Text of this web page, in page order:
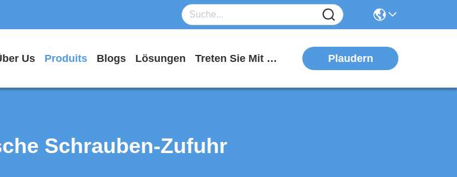
Us Produits Blogs Lösungen Treten Sie Mit Uns In Verbindung Plaudern
Schrauben-Zufuhr